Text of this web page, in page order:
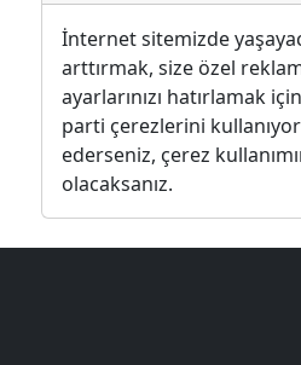
İnternet sitemizde
arttırmak, size özel
ayarlarınızı hatırlamak
parti çerezlerini
ederseniz, çerez
olacaksanız.